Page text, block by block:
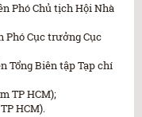
Phó Chủ tịch Hội Nhà
Phó Cục trưởng Cục
Tổng Biên tập Tạp chí
TP HCM);
HCM).